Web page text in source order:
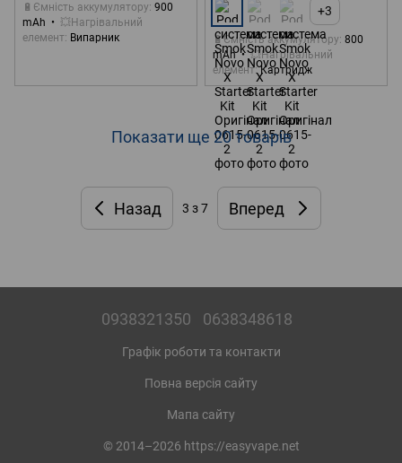
🔋Ємність аккумулятору 900
mAh
💥Нагрівальний
елемент Випарник
+3
🔋Ємність аккумулятору 800
mAh
💥Нагрівальний
елемент Картридж
Показати ще 20 товарів
Назад 3 з 7 Вперед
0938321350 0638348618
Графік роботи та контакти
Повна версія сайту
Мапа сайту
© 2014–2026 https://easyvape.net